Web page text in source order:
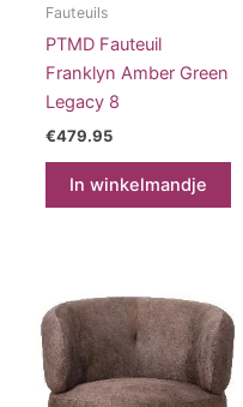
Fauteuils
PTMD Fauteuil
Franklyn Amber Green
Legacy 8
€479.95
In winkelmandje